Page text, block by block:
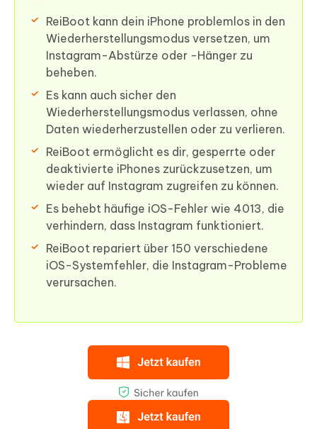
ReiBoot kann dein iPhone problemlos in den
Wiederherstellungsmodus versetzen, um
Instagram-Abstürze oder -Hänger zu
beheben.
Es kann auch sicher den
Wiederherstellungsmodus verlassen, ohne
Daten wiederherzustellen oder zu verlieren.
ReiBoot ermöglicht es dir, gesperrte oder
deaktivierte iPhones zurückzusetzen, um
wieder auf Instagram zugreifen zu können.
Es behebt häufige iOS-Fehler wie 4013, die
verhindern, dass Instagram funktioniert.
ReiBoot repariert über 150 verschiedene
iOS-Systemfehler, die Instagram-Probleme
verursachen.